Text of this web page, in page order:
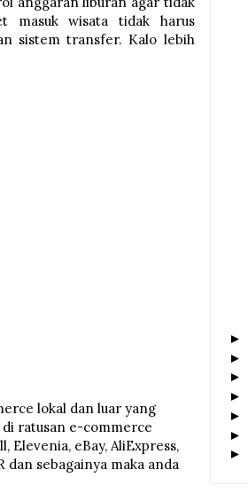
masuk wisata tidak harus
sistem transfer. Kalo lebih
lokal dan luar yang
ratusan e-commerce
Elevenia, eBay, AliExpress,
dan sebagainya maka anda
►
►
►
►
►
►
►